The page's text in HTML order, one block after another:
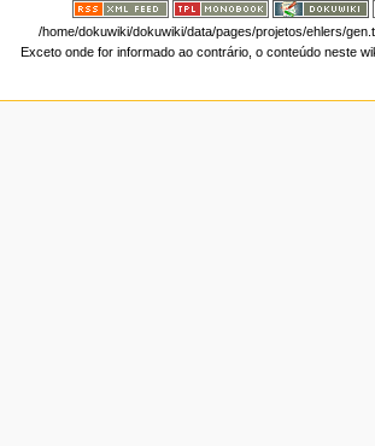
/home/dokuwiki/dokuwiki/data/pages/projetos/ehlers/
Exceto onde for informado ao contrário, o conteúdo neste